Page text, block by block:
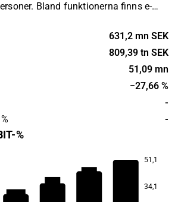
Bland funktionerna finns e-
underskrifter, sign-up, check-out,
e-tjänstelegitimation.
från den svenska marknaden men
för internationell skalbarhet.
631,2 mn SEK
809,39 tn SEK
51,09 mn
−27,66 %
-
-
%
51,1
34,1
−126,4
−44,4